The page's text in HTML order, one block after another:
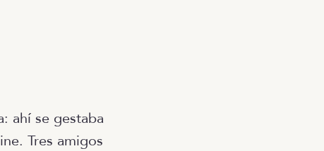
ahí se gestaba
Tres amigos